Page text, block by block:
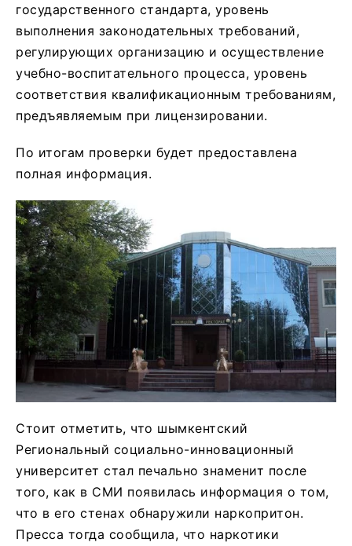
государственного стандарта, уровень
выполнения законодательных требований,
регулирующих организацию и осуществление
учебно-воспитательного процесса, уровень
соответствия квалификационным требованиям,
предъявляемым при лицензировании.
По итогам проверки будет предоставлена
полная информация.
Стоит отметить, что шымкентский
Региональный социально-инновационный
университет стал печально знаменит после
того, как в СМИ появилась информация о том,
что в его стенах обнаружили наркопритон.
Пресса тогда сообщила, что наркотики